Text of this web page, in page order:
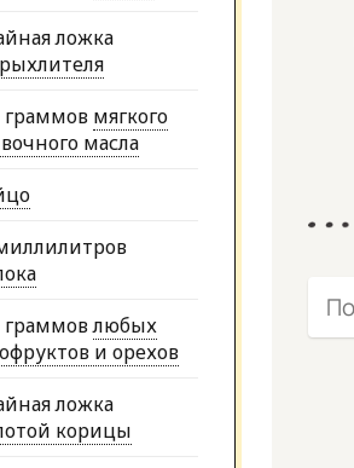
ложка
граммов мягкого
масла
граммовлюбых
и орехов
ложка
корицы